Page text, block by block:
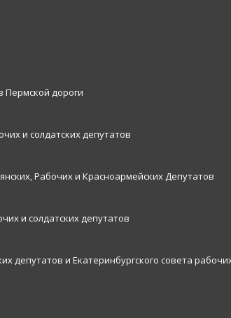
Пермской дороги
и солдатских депутатов
Рабочих и Красноармейских Депутатов
и солдатских депутатов
депутатов и Екатеринбургского совета